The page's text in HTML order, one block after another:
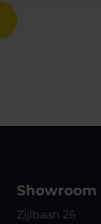
Showroom
Zijlbaan 26